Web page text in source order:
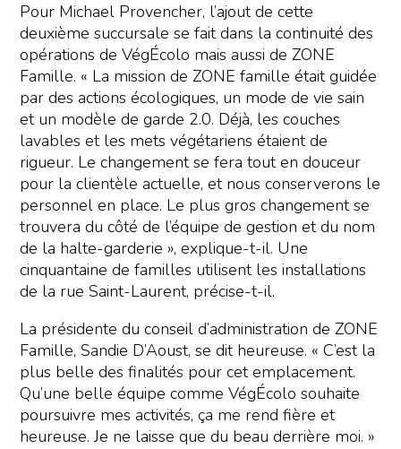
Pour Michael Provencher, l’ajout de cette
deuxième succursale se fait dans la continuité des
opérations de VégÉcolo mais aussi de ZONE
Famille. « La mission de ZONE famille était guidée
par des actions écologiques, un mode de vie sain
et un modèle de garde 2.0. Déjà, les couches
lavables et les mets végétariens étaient de
rigueur. Le changement se fera tout en douceur
pour la clientèle actuelle, et nous conserverons le
personnel en place. Le plus gros changement se
trouvera du côté de l’équipe de gestion et du nom
de la halte-garderie », explique-t-il. Une
cinquantaine de familles utilisent les installations
de la rue Saint-Laurent, précise-t-il.
La présidente du conseil d’administration de ZONE
Famille, Sandie D’Aoust, se dit heureuse. « C’est la
plus belle des finalités pour cet emplacement.
Qu’une belle équipe comme VégÉcolo souhaite
poursuivre mes activités, ça me rend fière et
heureuse. Je ne laisse que du beau derrière moi. »